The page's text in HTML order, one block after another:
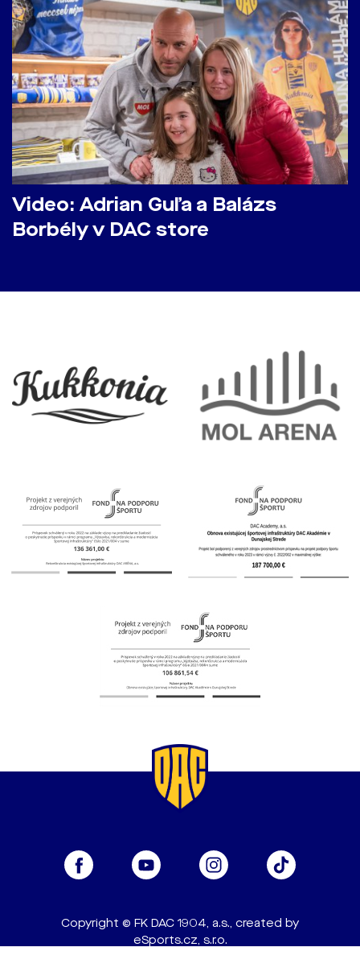
Video: Adrian Guľa a Balázs
Borbély v DAC store
Copyright © FK DAC 1904, a.s., created by
eSports.cz, s.r.o.